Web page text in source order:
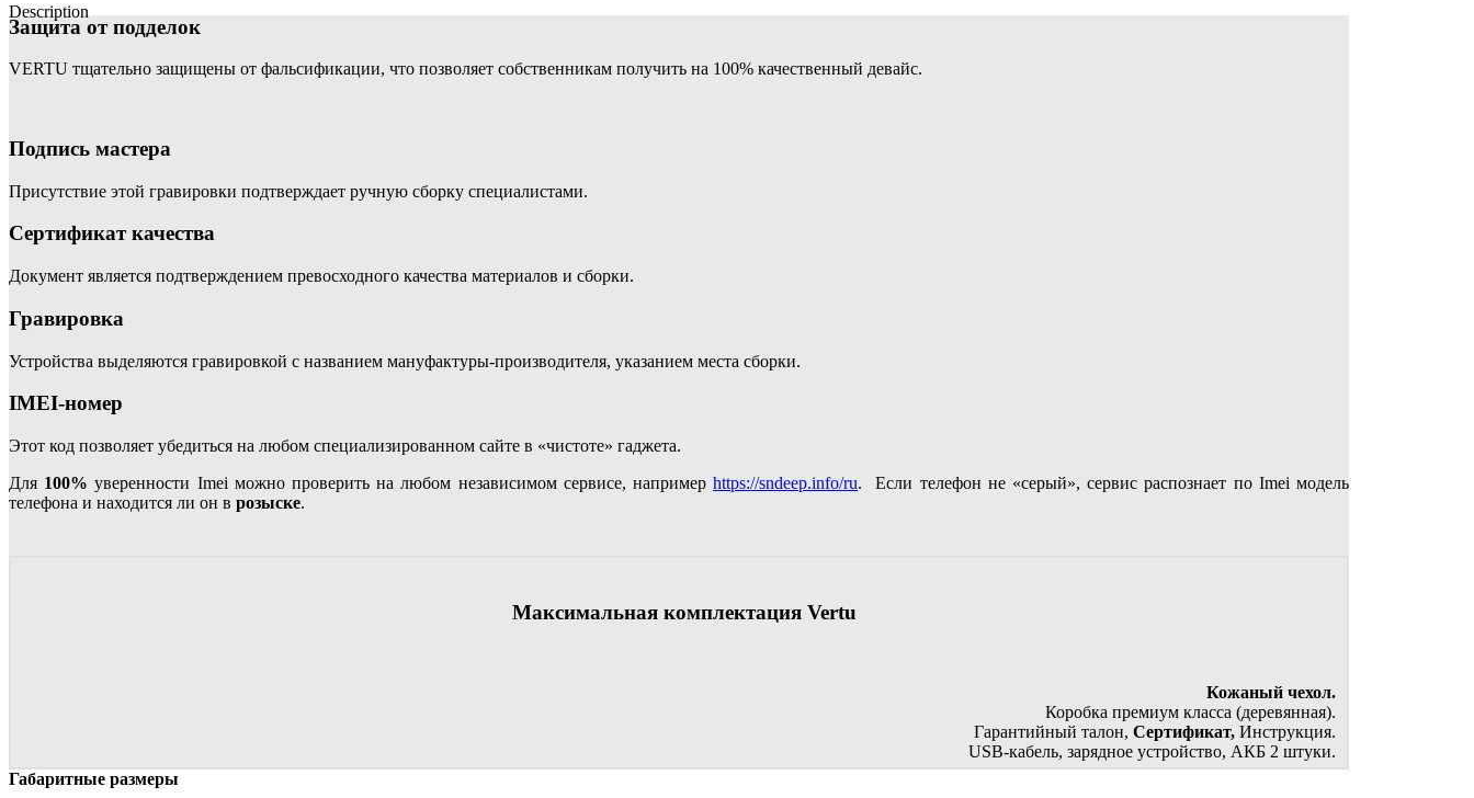
Description
Защита от подделок
VERTU тщательно защищены от фальсификации, что позволяет собственникам получить на 100% качественный девайс.
Подпись мастера
Присутствие этой гравировки подтверждает ручную сборку специалистами.
Сертификат качества
Документ является подтверждением превосходного качества материалов и сборки.
Гравировка
Устройства выделяются гравировкой с названием мануфактуры-производителя, указанием места сборки.
IMEI-номер
Этот код позволяет убедиться на любом специализированном сайте в «чистоте» гаджета.
Для 100% уверенности Imei можно проверить на любом независимом сервисе, напримерhttps://sndeep.info/ru. Если телефон не «серый», сервис распознает по Imei модель
телефона и находится ли он в розыске.
Максимальная комплектация Vertu
Кожаный чехол.
Коробка премиум класса (деревянная).
Гарантийный талон, Сертификат, Инструкция.
USB-кабель, зарядное устройство, АКБ 2 штуки.
Габаритные размеры